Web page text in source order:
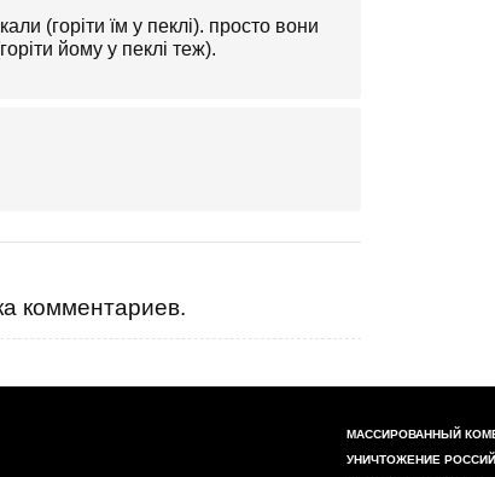
(горіти їм у пеклі). просто вони
йому у пеклі теж).
комментариев.
МАССИРОВАННЫЙ
УНИЧТОЖЕНИЕ